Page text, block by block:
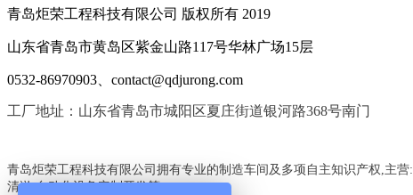
青岛炬荣工程科技有限公司 版权所有 2019
山东省青岛市黄岛区紫金山路117号华林广场15层
0532-86970903、contact@qdjurong.com
工厂地址：山东省青岛市城阳区夏庄街道银河路368号南门
青岛炬荣工程科技有限公司拥有专业的制造车间及多项自主知识产权,主营:
清淤,自动化设备定制开发等,